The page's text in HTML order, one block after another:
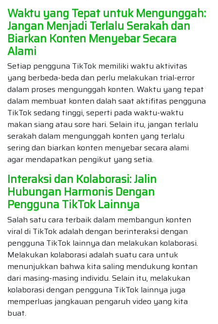
Waktu yang Tepat untuk Mengunggah:
Jangan Menjadi Terlalu Serakah dan
Biarkan Konten Menyebar Secara
Alami
Setiap pengguna TikTok memiliki waktu aktivitas
yang berbeda-beda dan perlu melakukan trial-error
dalam proses mengunggah konten. Waktu yang tepat
dalam membuat konten dalah saat aktifitas pengguna
TikTok sedang tinggi, seperti pada waktu-waktu
makan siang atau sore hari. Selain itu, jangan terlalu
serakah dalam mengunggah konten yang terlalu
sering dan biarkan konten menyebar secara alami
agar mendapatkan pengikut yang setia.
Interaksi dan Kolaborasi: Jalin
Hubungan Harmonis Dengan
Pengguna TikTok Lainnya
Salah satu cara terbaik dalam membangun konten
viral di TikTok adalah dengan berinteraksi dengan
pengguna TikTok lainnya dan melakukan kolaborasi.
Melakukan kolaborasi adalah suatu cara untuk
menunjukkan bahwa kita saling mendukung kontan
dari masing-masing individu. Selain itu, melakukan
kolaborasi dengan pengguna TikTok lainnya juga
memperluas jangkauan pengaruh video yang kita
buat.